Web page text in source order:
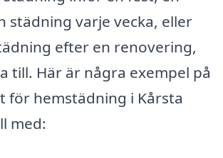
städning varje vecka, eller
efter en renovering,
till. Här är några exempel på
för hemstädning i Kårsta
med: